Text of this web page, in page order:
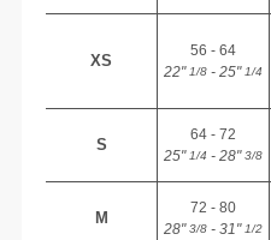
XS
56 - 64
22"1/8 - 25"1/4
S
64 - 72
25"1/4 - 28"3/8
M
72 - 80
28"3/8 - 31"1/2